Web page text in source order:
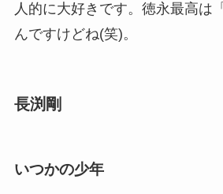
人的に大好きです。徳永最高は「
んですけどね(笑)。
長渕剛
いつかの少年